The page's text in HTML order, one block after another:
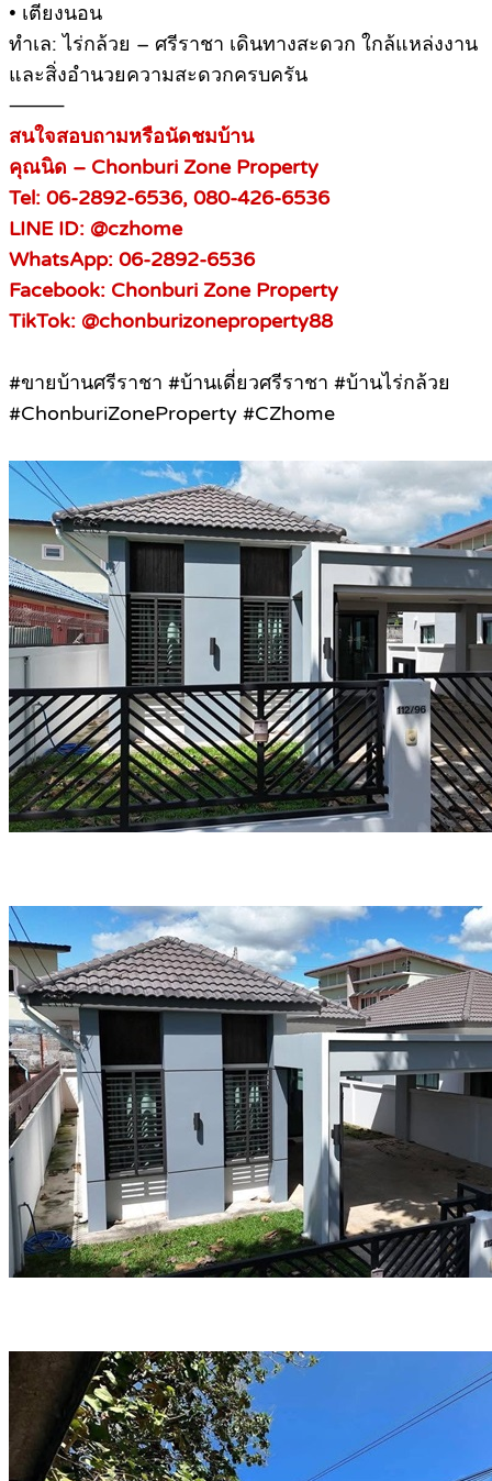
• เตียงนอน
ทำเล: ไร่กล้วย – ศรีราชา เดินทางสะดวก ใกล้แหล่งงาน
และสิ่งอำนวยความสะดวกครบครัน
⸻
สนใจสอบถามหรือนัดชมบ้าน
คุณนิด – Chonburi Zone Property
Tel: 06-2892-6536, 080-426-6536
LINE ID: @czhome
WhatsApp: 06-2892-6536
Facebook: Chonburi Zone Property
TikTok: @chonburizoneproperty88
#ขายบ้านศรีราชา #บ้านเดี่ยวศรีราชา #บ้านไร่กล้วย
#ChonburiZoneProperty #CZhome